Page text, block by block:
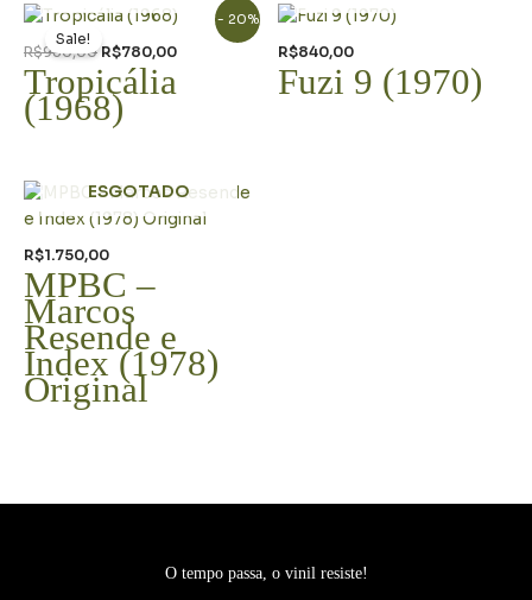
- 20%
Sale!
R$980,00
O
preço
original
era:
R$980,00.
R$780,00
O
preço
atual
Tropicália
(1968)
R$840,00
Fuzi 9 (1970)
ESGOTADO
R$1.750,00
MPBC –
Marcos
Resende e
Index (1978)
Original
O tempo passa, o vinil resiste!